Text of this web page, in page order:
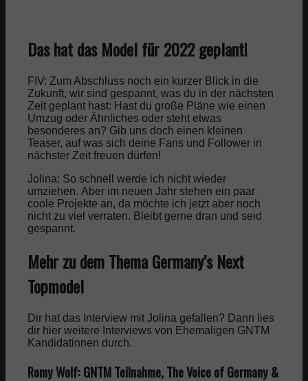
Das hat das Model für 2022 geplant!
FIV: Zum Abschluss noch ein kurzer Blick in die
Zukunft, wir sind gespannt, was du in der nächsten
Zeit geplant hast: Hast du große Pläne wie einen
Umzug oder Ähnliches oder steht etwas
besonderes an? Gib uns doch einen kleinen
Teaser, auf was sich deine Fans und Follower in
nächster Zeit freuen dürfen!
Jolina: So schnell werde ich nicht wieder
umziehen.Aber im neuen Jahr stehen ein paar
coole Projekte an, da möchte ich jetzt aber noch
nicht zu viel verraten. Bleibt gerne dran und seid
gespannt.
Mehr zu dem Thema Germany’s Next
Topmodel
Dir hat das Interview mit Jolina gefallen? Dann lies
dir hier weitere Interviews von Ehemaligen GNTM
Kandidatinnen durch.
Romy Wolf: GNTM Teilnahme, The Voice of Germany &